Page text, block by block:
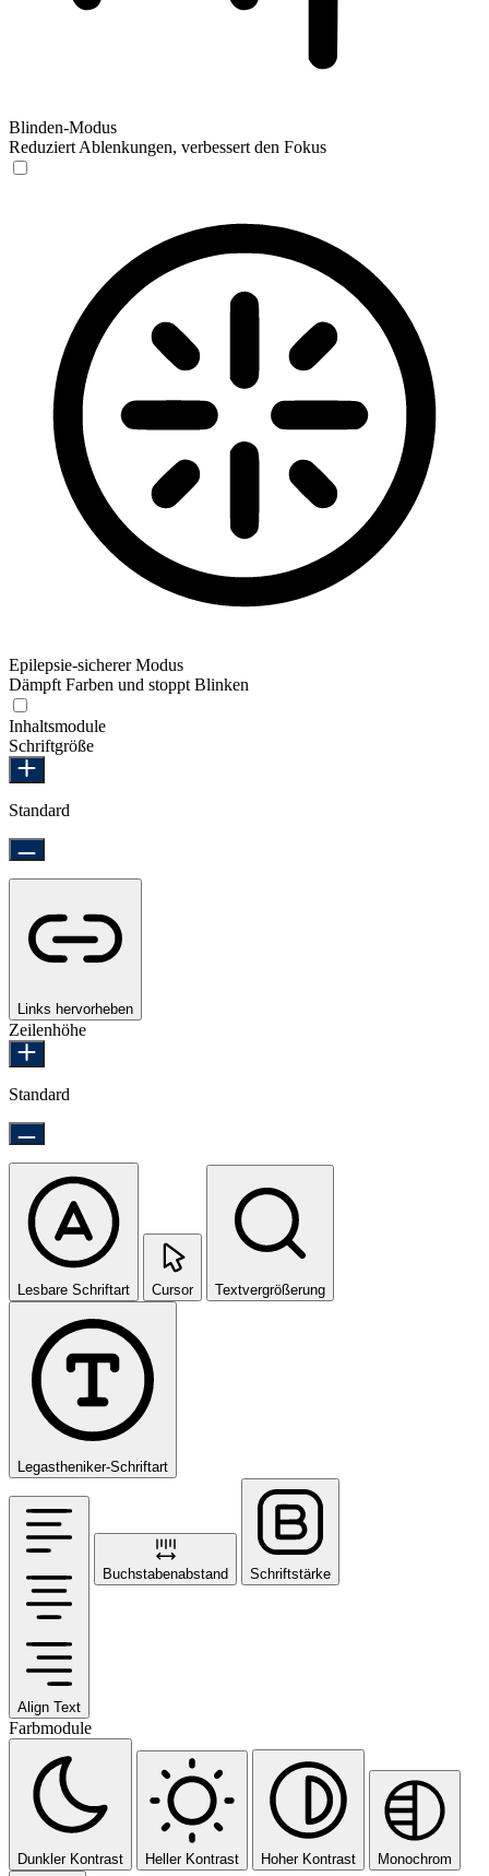
Blinden-Modus
Reduziert Ablenkungen, verbessert den Fokus
Epilepsie-sicherer Modus
Dämpft Farben und stoppt Blinken
Inhaltsmodule
Schriftgröße
Standard
Links hervorheben
Zeilenhöhe
Standard
Lesbare Schriftart Cursor Textvergrößerung
Legastheniker-Schriftart
Align Text
Buchstabenabstand Schriftstärke
Farbmodule
Dunkler Kontrast Heller Kontrast Hoher Kontrast Monochrom